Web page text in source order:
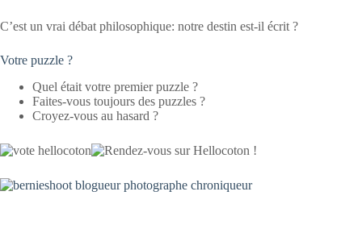
C’est un vrai débat philosophique: notre destin est-il écrit ?
Votre puzzle ?
Quel était votre premier puzzle ?
Faites-vous toujours des puzzles ?
Croyez-vous au hasard ?